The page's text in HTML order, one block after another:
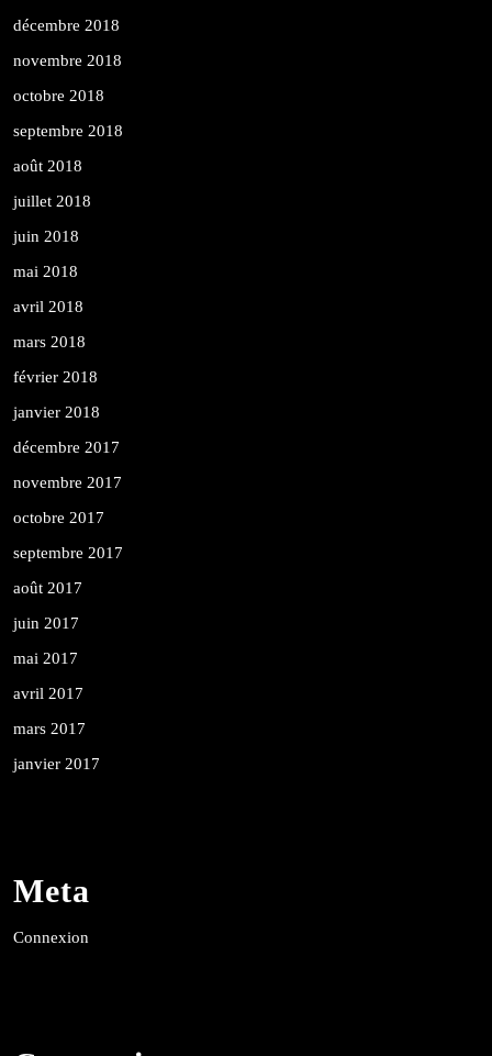
décembre 2018
novembre 2018
octobre 2018
septembre 2018
août 2018
juillet 2018
juin 2018
mai 2018
avril 2018
mars 2018
février 2018
janvier 2018
décembre 2017
novembre 2017
octobre 2017
septembre 2017
août 2017
juin 2017
mai 2017
avril 2017
mars 2017
janvier 2017
Meta
Connexion